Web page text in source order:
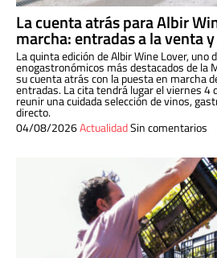
La cuenta atrás para Albir
marcha: entradas a la venta
La quinta edición de Albir Wine Lover, uno
enogastronómicos más destacados de la
su cuenta atrás con la puesta en marcha
entradas. La cita tendrá lugar el viernes 4
reunir una cuidada selección de vinos,
directo.
04/08/2026ActualidadSin comentarios